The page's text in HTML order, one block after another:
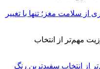
از سلامت مغز؛ تنها با تغییر
از انتخاب سفیدترین رنگ